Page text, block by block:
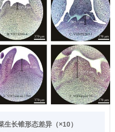
生长锥形态差异（×10）